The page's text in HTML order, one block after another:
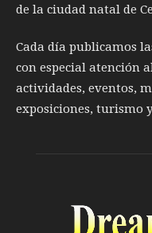
de la ciudad natal de
Cada día publicamos
con especial atención
actividades, eventos,
exposiciones, turismo